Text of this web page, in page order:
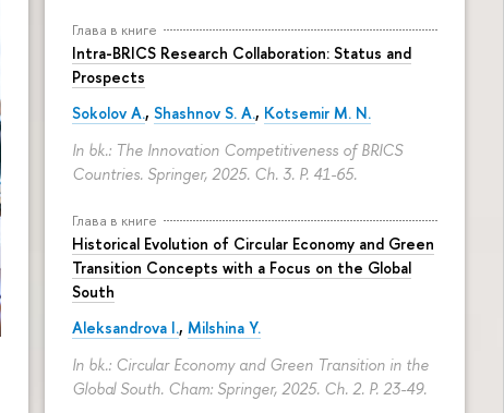
Глава в книге
Intra-BRICS Research Collaboration: Status and
Prospects
Sokolov A., Shashnov S. A., Kotsemir M. N.
In bk.: The Innovation Competitiveness of BRICS
Countries. Springer, 2025. Ch. 3. P. 41-65.
Глава в книге
Historical Evolution of Circular Economy and Green
Transition Concepts with a Focus on the Global
South
Aleksandrova I., Milshina Y.
In bk.: Circular Economy and Green Transition in the
Global South. Cham: Springer, 2025. Ch. 2. P. 23-49.